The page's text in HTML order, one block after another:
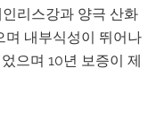
리스강과 양극 산화
며 내부식성이 뛰어나
으며 10년 보증이 제